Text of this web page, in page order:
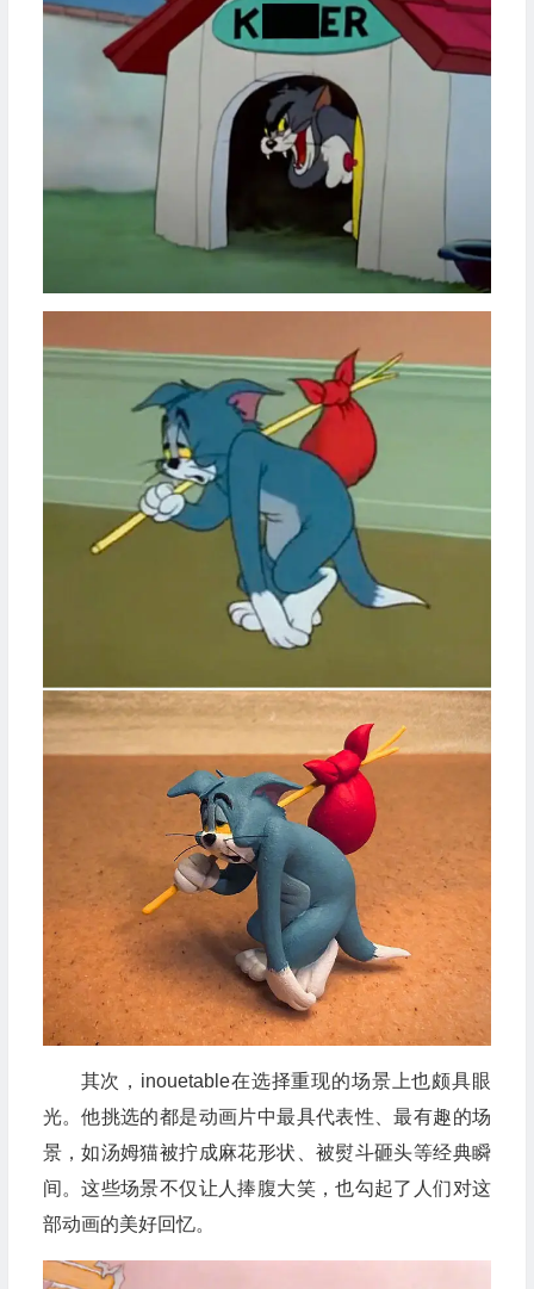
其次，inouetable在选择重现的场景上也颇具眼
光。他挑选的都是动画片中最具代表性、最有趣的场
景，如汤姆猫被拧成麻花形状、被熨斗砸头等经典瞬
间。这些场景不仅让人捧腹大笑，也勾起了人们对这
部动画的美好回忆。